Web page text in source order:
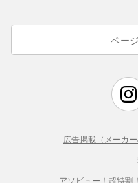
ペー
広告掲載（メーカ
アソビュー！超特割